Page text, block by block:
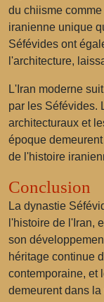
du chiisme
iranienne unique
Séfévides ont
l'architecture,
L'Iran moderne
par les Séfévides.
architecturaux et
époque
de l'histoire
Conclusion
La dynastie
l'histoire de l'Iran,
son
héritage continue
contemporaine, et
demeurent dans